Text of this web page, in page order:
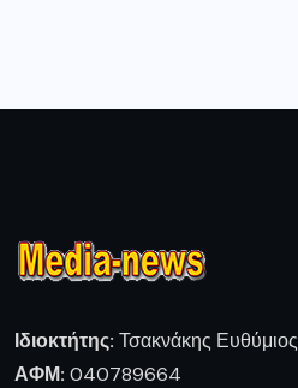
Ιδιοκτήτης: Τσακνάκης Ευθύμιος
ΑΦΜ: 040789664